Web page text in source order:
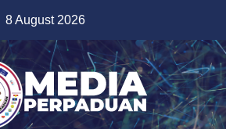
8 August 2026